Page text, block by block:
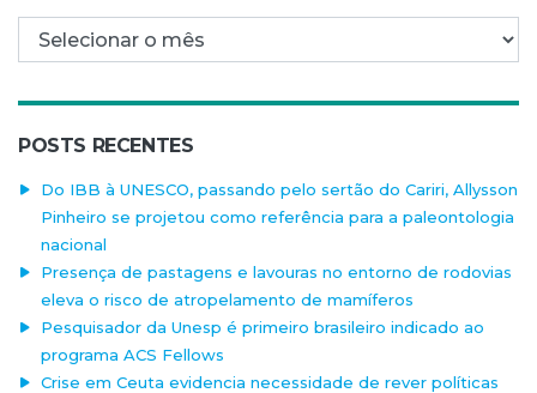
Arquivo mensal
POSTS RECENTES
Do IBB à UNESCO, passando pelo sertão do Cariri, Allysson
Pinheiro se projetou como referência para a paleontologia
nacional
Presença de pastagens e lavouras no entorno de rodovias
eleva o risco de atropelamento de mamíferos
Pesquisador da Unesp é primeiro brasileiro indicado ao
programa ACS Fellows
Crise em Ceuta evidencia necessidade de rever políticas